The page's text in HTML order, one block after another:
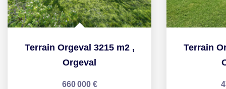
Terrain Orgeval 3215 m2 ,
Orgeval
660 000 €
Terrain